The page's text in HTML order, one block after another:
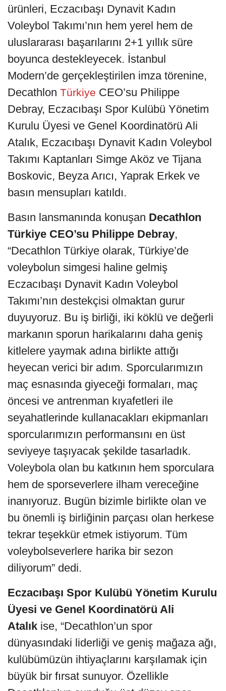
ürünleri, Eczacıbaşı Dynavit Kadın
Voleybol Takımı’nın hem yerel hem de
uluslararası başarılarını 2+1 yıllık süre
boyunca destekleyecek. İstanbul
Modern’de gerçekleştirilen imza törenine,
Decathlon Türkiye CEO’su Philippe
Debray, Eczacıbaşı Spor Kulübü Yönetim
Kurulu Üyesi ve Genel Koordinatörü Ali
Atalık, Eczacıbaşı Dynavit Kadın Voleybol
Takımı Kaptanları Simge Aköz ve Tijana
Boskovic, Beyza Arıcı, Yaprak Erkek ve
basın mensupları katıldı.
Basın lansmanında konuşan Decathlon
Türkiye CEO’su Philippe Debray,
“Decathlon Türkiye olarak, Türkiye’de
voleybolun simgesi haline gelmiş
Eczacıbaşı Dynavit Kadın Voleybol
Takımı’nın destekçisi olmaktan gurur
duyuyoruz. Bu iş birliği, iki köklü ve değerli
markanın sporun harikalarını daha geniş
kitlelere yaymak adına birlikte attığı
heyecan verici bir adım. Sporcularımızın
maç esnasında giyeceği formaları, maç
öncesi ve antrenman kıyafetleri ile
seyahatlerinde kullanacakları ekipmanları
sporcularımızın performansını en üst
seviyeye taşıyacak şekilde tasarladık.
Voleybola olan bu katkının hem sporculara
hem de sporseverlere ilham vereceğine
inanıyoruz. Bugün bizimle birlikte olan ve
bu önemli iş birliğinin parçası olan herkese
tekrar teşekkür etmek istiyorum. Tüm
voleybolseverlere harika bir sezon
diliyorum” dedi.
Eczacıbaşı Spor Kulübü Yönetim Kurulu
Üyesi ve Genel Koordinatörü Ali
Atalık ise, “Decathlon’un spor
dünyasındaki liderliği ve geniş mağaza ağı,
kulübümüzün ihtiyaçlarını karşılamak için
büyük bir fırsat sunuyor. Özellikle